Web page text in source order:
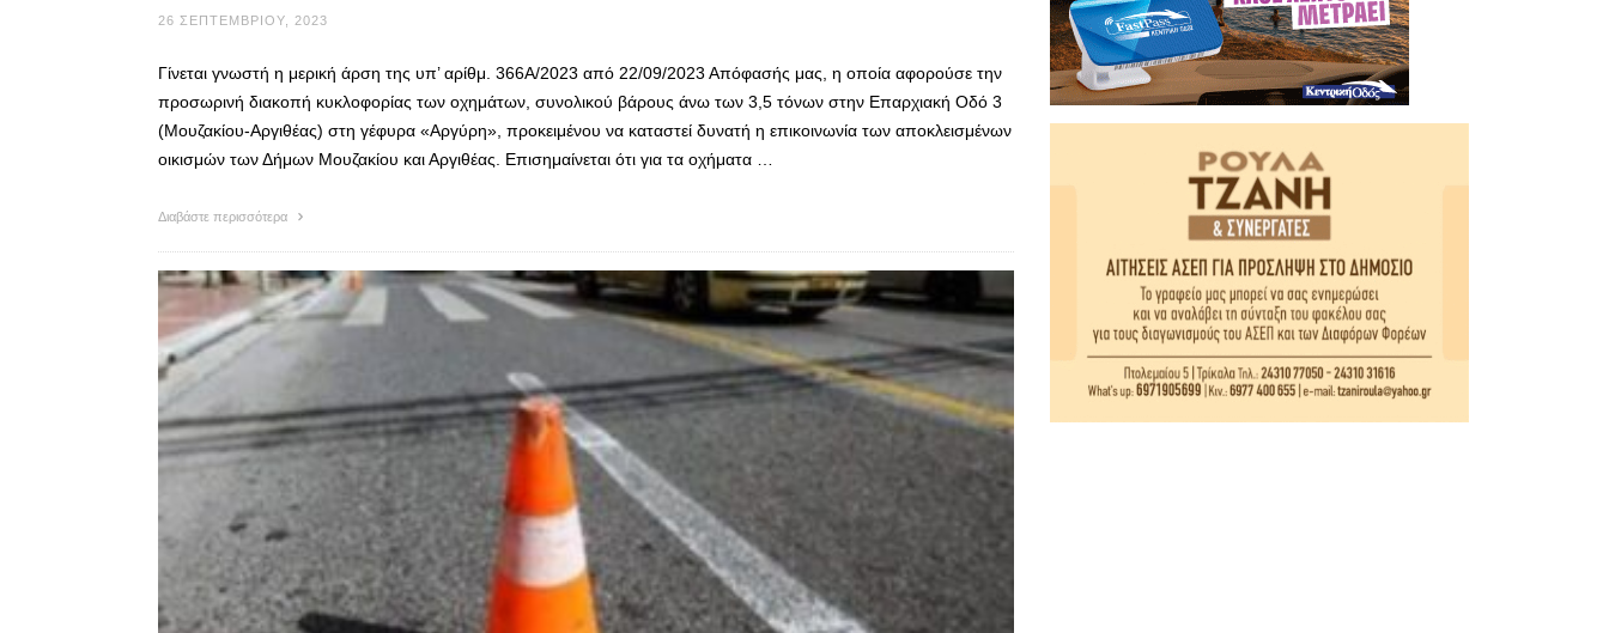
26 ΣΕΠΤΕΜΒΡΊΟΥ, 2023
Γίνεται γνωστή η μερική άρση της υπ’ αρίθμ. 366Α/2023 από 22/09/2023 Απόφασής μας, η οποία αφορούσε την
προσωρινή διακοπή κυκλοφορίας των οχημάτων, συνολικού βάρους άνω των 3,5 τόνων στην Επαρχιακή Οδό 3
(Μουζακίου-Αργιθέας) στη γέφυρα «Αργύρη», προκειμένου να καταστεί δυνατή η επικοινωνία των αποκλεισμένων
οικισμών των Δήμων Μουζακίου και Αργιθέας. Επισημαίνεται ότι για τα οχήματα …
Διαβάστε περισσότερα